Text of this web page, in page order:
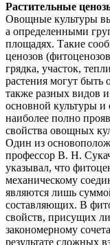
Растительные
Овощные культуры
а определенными
площадях. Такие
ценозов
грядка, участок,
растения могут быть
также разных видов
основной культуры и
наиболее полно
свойства овощных
Один из
профессор В. Н.
указывал, что
механическому
являются лишь
составляющих. В
свойств, присущих
закономерному
результате сложных